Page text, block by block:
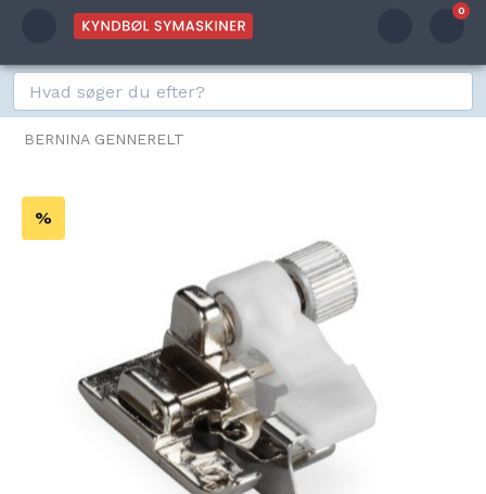
0
BERNINA GENNERELT
%